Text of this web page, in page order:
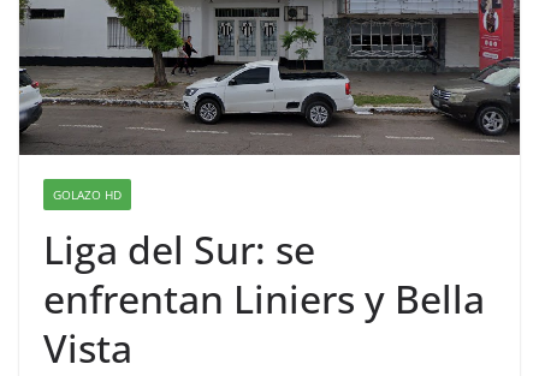
GOLAZO HD
Liga del Sur: se
enfrentan Liniers y Bella
Vista